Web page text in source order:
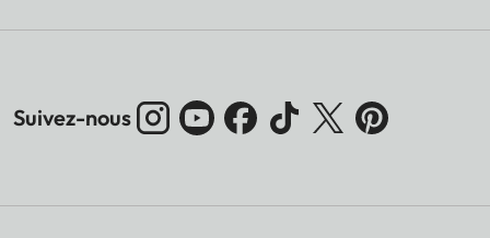
Suivez-nous